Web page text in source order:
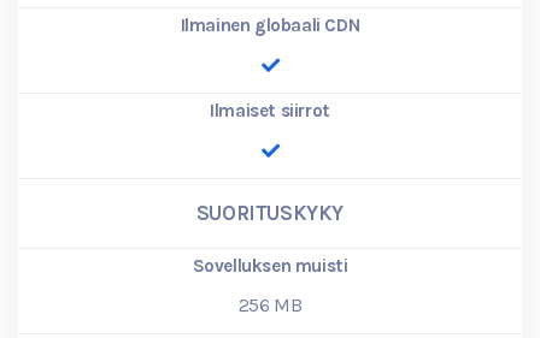
Ilmainen globaali CDN
Ilmaiset siirrot
SUORITUSKYKY
Sovelluksen muisti
256 MB